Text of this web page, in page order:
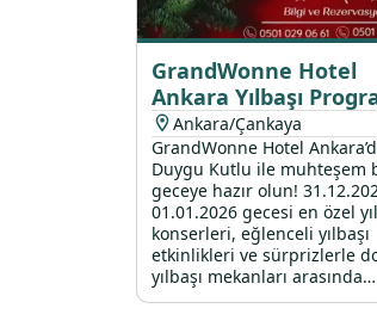
GrandWonne Hotel
Ankara Yılbaşı
2026
Ankara/Çankaya
GrandWonne Hotel
Duygu Kutlu ile muhteşem
geceye hazır olun!
01.01.2026 gecesi en özel
konserleri, eğlenceli yılbaşı
etkinlikleri ve sürprizlerle
yılbaşı mekanları arasında
Çankaya'da fark yaratıyoruz.